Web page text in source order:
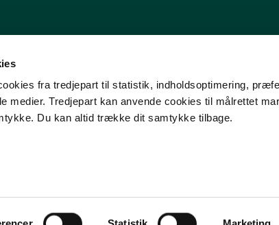
fra tredjepart til statistik, indholdsoptimering,
medier. Tredjepart kan anvende cookies til målrettet
Du kan altid trække dit samtykke tilbage.